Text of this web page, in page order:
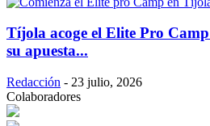
Tíjola acoge el Elite Pro
su apuesta...
Redacción - 23 julio, 2026
Colaboradores